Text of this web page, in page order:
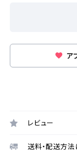
ア
レビュー
送料・配送方法